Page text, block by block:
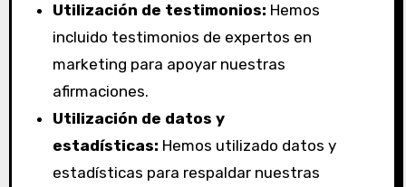
Utilización de testimonios: Hemos
incluido testimonios de expertos en
marketing para apoyar nuestras
afirmaciones.
Utilización de datos y
estadísticas: Hemos utilizado datos y
estadísticas para respaldar nuestras